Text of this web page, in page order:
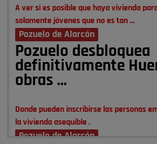
A ver si es posible que haya vivienda
solamente jóvenes que no es tan …
Pozuelo de Alarcón
Pozuelo desbloquea
definitivamente
obras …
Donde pueden inscribirse las personas
la vivienda asequible .
Pozuelo de Alarcón